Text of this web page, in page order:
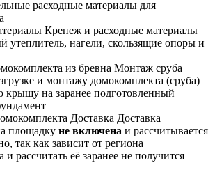
Крепеж и расходные материалы
утеплитель, нагели, скользящие опоры и
Монтаж сруба
и монтажу домокомплекта (сруба)
крышу на заранее подготовленный
Доставка Доставка
площадку не включена и рассчитывается
так как зависит от региона
и рассчитать её заранее не получится